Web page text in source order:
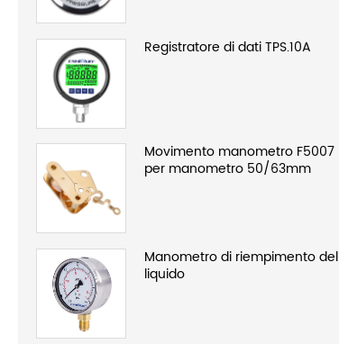
Registratore di dati TPS.10A
Movimento manometro F5007
per manometro 50/63mm
Manometro di riempimento del
liquido